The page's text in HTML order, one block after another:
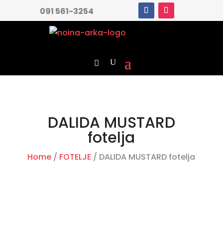
091 561-3254
DALIDA MUSTARD
fotelja
Home / FOTELJE / DALIDA MUSTARD fotelja